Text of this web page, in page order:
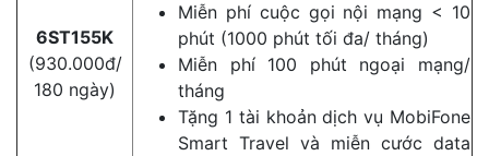
6ST155K
(930.000đ/
180 ngày)
Miễn phí cuộc gọi nội mạng < 10
phút (1000 phút tối đa/ tháng)
Miễn phí 100 phút ngoại mạng/
tháng
Tặng 1 tài khoản dịch vụ MobiFone
Smart Travel và miễn cước data